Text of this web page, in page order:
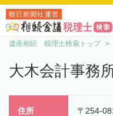
朝日新聞社運営
遺産相続 税理士検索トップ
大木会計事務
住所
〒254-